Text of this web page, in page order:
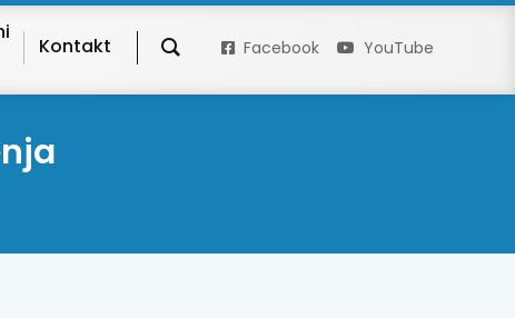
Kontakt Facebook YouTube